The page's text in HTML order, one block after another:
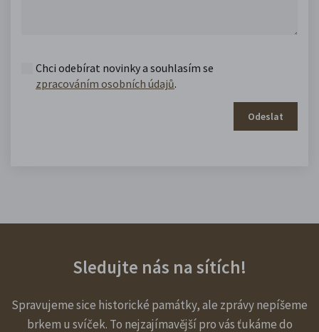
Chci odebírat novinky a souhlasím se
zpracováním osobních údajů.
Odeslat
Sledujte nás na sítích!
Spravujeme sice historické památky, ale zprávy nepíšeme
brkem u svíček. To nejzajímavější pro vás ťukáme do